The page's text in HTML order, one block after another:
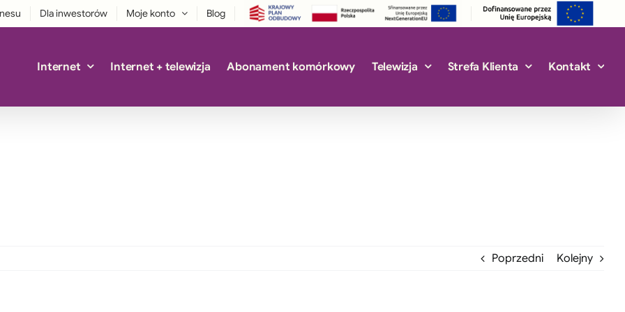
Dla inwestorów Moje konto Blog
Internet Internet + telewizja Abonament komórkowy Telewizja Strefa Klienta Kontakt
Poprzedni Kolejny